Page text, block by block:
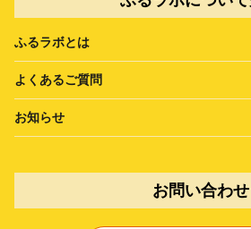
ふるラボとは
よくあるご質問
お知らせ
お問い合わせ